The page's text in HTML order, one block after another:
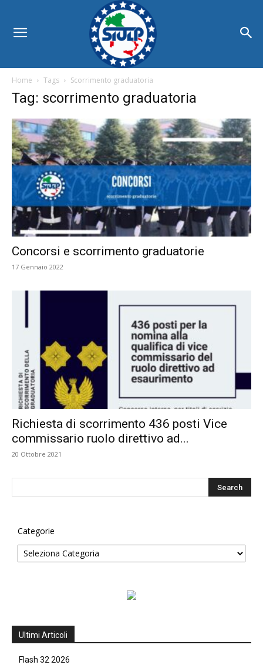
Home Tags Scorrimento graduatoria
Tag: scorrimento graduatoria
Concorsi e scorrimento graduatorie
17 Gennaio 2022
Richiesta di scorrimento 436 posti Vice
commissario ruolo direttivo ad...
20 Ottobre 2021
Categorie
Ultimi Articoli
Flash 32 2026